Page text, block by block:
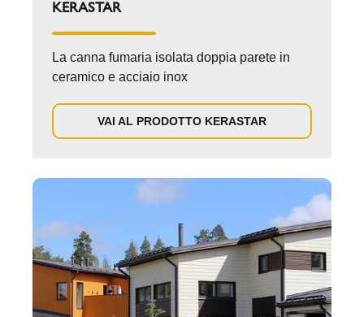
KERASTAR
La canna fumaria isolata doppia parete in
ceramico e acciaio inox
VAI AL PRODOTTO KERASTAR